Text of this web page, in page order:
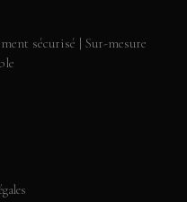
sécurisé | Sur-mesure